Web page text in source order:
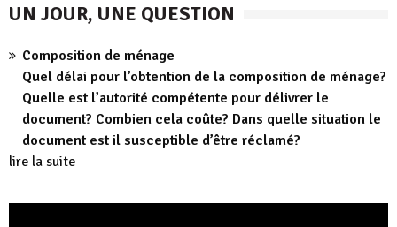
UN JOUR, UNE QUESTION
Composition de ménage
Quel délai pour l’obtention de la composition de ménage?
Quelle est l’autorité compétente pour délivrer le
document? Combien cela coûte? Dans quelle situation le
document est il susceptible d’être réclamé?
lire la suite